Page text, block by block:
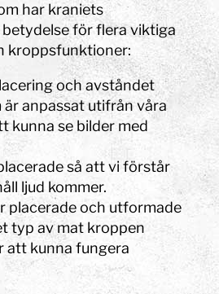
har kraniets
för flera viktiga
kroppsfunktioner:
och avståndet
är anpassat utifrån våra
kunna se bilder med
så att vi förstår
ljud kommer.
placerade och utformade
typ av mat kroppen
att kunna fungera